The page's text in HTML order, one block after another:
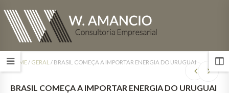
HOME/ GERAL / BRASIL COMEÇA A IMPORTAR ENERGIA DO URUGUAI
BRASIL COMEÇA A IMPORTAR ENERGIA DO URUGUAI